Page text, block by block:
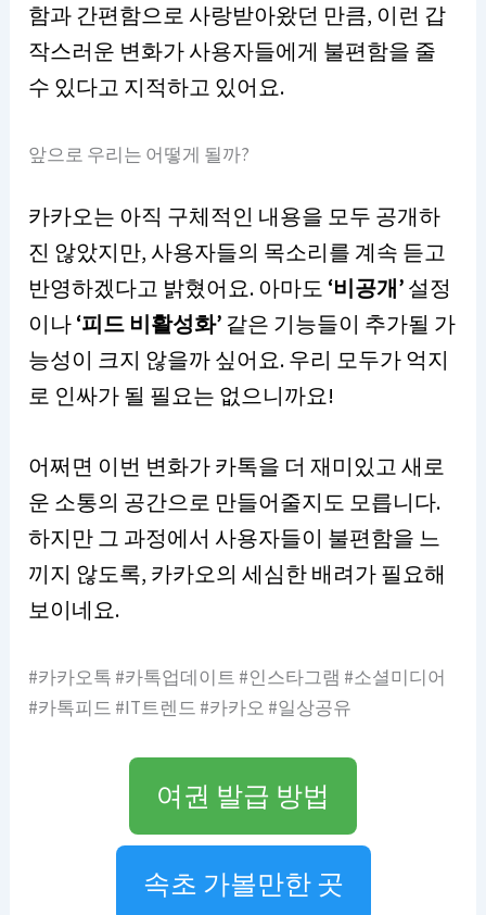
함과 간편함으로 사랑받아왔던 만큼, 이런 갑
작스러운 변화가 사용자들에게 불편함을 줄
수 있다고 지적하고 있어요.
앞으로 우리는 어떻게 될까?
카카오는 아직 구체적인 내용을 모두 공개하
진 않았지만, 사용자들의 목소리를 계속 듣고
반영하겠다고 밝혔어요. 아마도 ‘비공개’ 설정
이나 ‘피드 비활성화’ 같은 기능들이 추가될 가
능성이 크지 않을까 싶어요. 우리 모두가 억지
로 인싸가 될 필요는 없으니까요!
어쩌면 이번 변화가 카톡을 더 재미있고 새로
운 소통의 공간으로 만들어줄지도 모릅니다.
하지만 그 과정에서 사용자들이 불편함을 느
끼지 않도록, 카카오의 세심한 배려가 필요해
보이네요.
#카카오톡 #카톡업데이트 #인스타그램 #소셜미디어
#카톡피드 #IT트렌드 #카카오 #일상공유
여권 발급 방법
속초 가볼만한 곳